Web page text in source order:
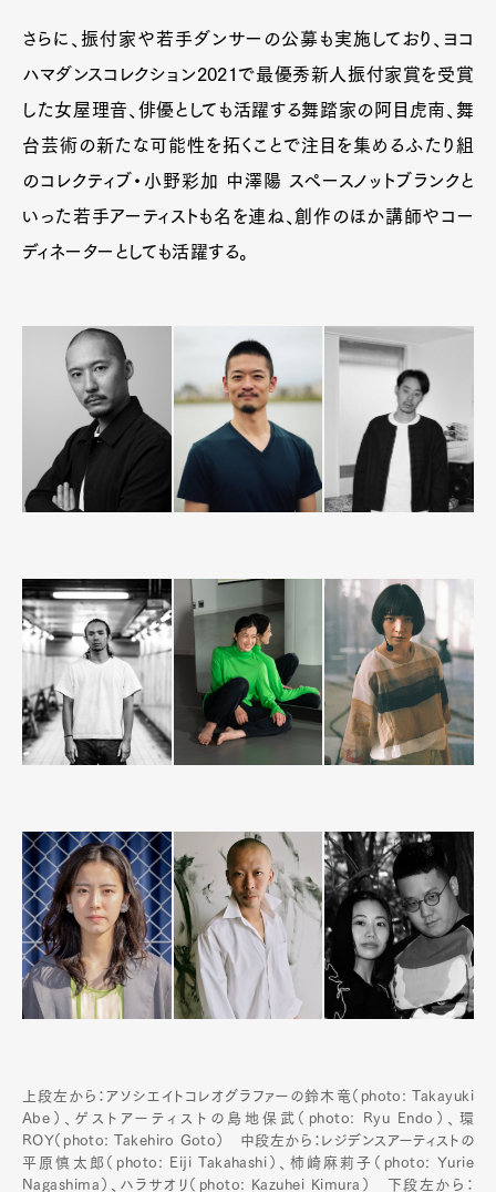
さらに、振付家や若手ダンサーの公募も実施しており、ヨコ
ハマダンスコレクション2021で最優秀新人振付家賞を受賞
した女屋理音、俳優としても活躍する舞踏家の阿目虎南、舞
台芸術の新たな可能性を拓くことで注目を集めるふたり組
のコレクティブ・小野彩加 中澤陽 スペースノットブランクと
いった若手アーティストも名を連ね、創作のほか講師やコー
ディネーターとしても活躍する。
上段左から：アソシエイトコレオグラファーの鈴木竜（photo: Takayuki
Abe）、ゲストアーティストの島地保武（photo: Ryu Endo）、環
ROY（photo: Takehiro Goto） 中段左から：レジデンスアーティストの
平原慎太郎（photo: Eiji Takahashi）、柿崎麻莉子（photo: Yurie
Nagashima）、ハラサオリ（photo: Kazuhei Kimura） 下段左から：